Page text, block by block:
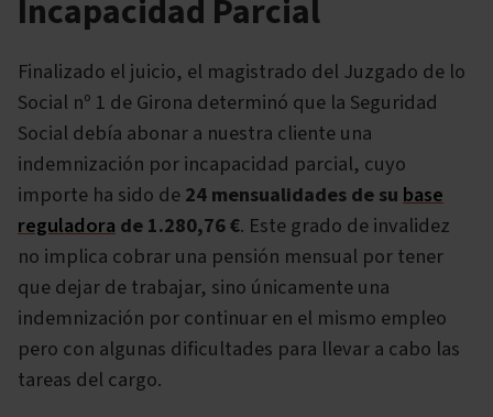
Incapacidad Parcial
Finalizado el juicio, el magistrado del Juzgado de lo
Social nº 1 de Girona determinó que la Seguridad
Social debía abonar a nuestra cliente una
indemnización por incapacidad parcial, cuyo
importe ha sido de24 mensualidades de su base
reguladora de 1.280,76 €. Este grado de invalidez
no implica cobrar una pensión mensual por tener
que dejar de trabajar, sino únicamente una
indemnización por continuar en el mismo empleo
pero con algunas dificultades para llevar a cabo las
tareas del cargo.